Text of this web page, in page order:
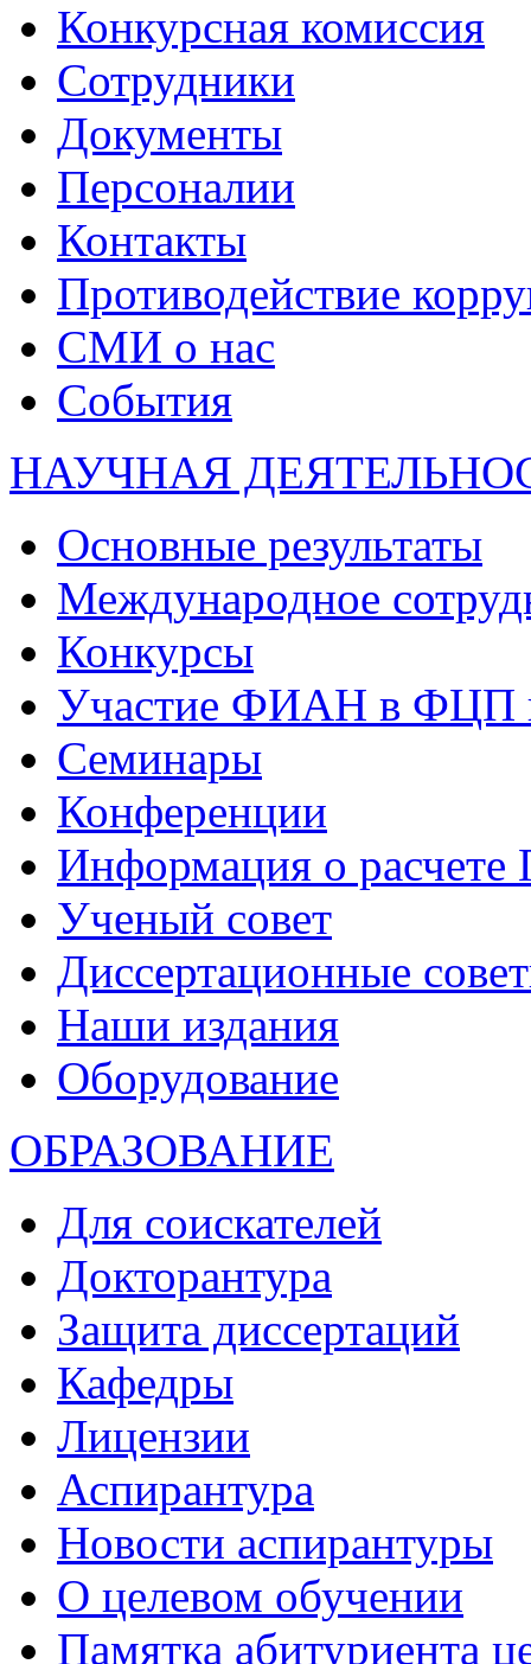
Конкурсная комиссия
Сотрудники
Документы
Персоналии
Контакты
Противодействие
СМИ о нас
События
НАУЧНАЯ
Основные результаты
Международное
Конкурсы
Участие ФИАН в ФЦП
Семинары
Конференции
Информация о
Ученый совет
Диссертационные
Наши издания
Оборудование
ОБРАЗОВАНИЕ
Для соискателей
Докторантура
Защита диссертаций
Кафедры
Лицензии
Аспирантура
Новости аспирантуры
О целевом обучении
Памятка абитуриента